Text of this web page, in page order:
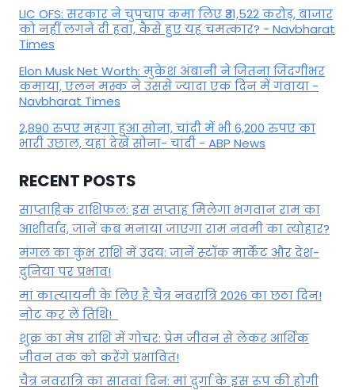
LIC OFS: सरकार ने चुपचाप कमा लिए ₹31,522 करोड़, बाजार
को नहीं लगने दी हवा, कैसे हुए यह चमत्कार? - Navbharat
Times
Elon Musk Net Worth: मुकेश अंबानी ने जितना जिंदगीभर
कमाया, एलन मस्क ने उससे ज्यादा एक दिन में गंवाया -
Navbharat Times
2,890 रुपए महंगा हुआ सोना, चांदी में भी 6,200 रुपए का
भारी उछाल, यहां देखें सोना- चांदी - ABP News
RECENT POSTS
साप्ताहिक राशिफल: इस सप्ताह मिलेगा भगवान राम का
आशीर्वाद, जानें कब मनाया जाएगा राम नवमी का त्योहार?
मंगल का कुंभ राशि में उदय: जानें स्‍टॉक मार्केट और देश-
दुनिया पर प्रभाव!
मां कात्‍यायनी के लिए है चैत्र नवरात्रि 2026 का छठा दिन!
नोट कर लें तिथि!
शुक्र का मेष राशि में गोचर: प्रेम जीवन से लेकर आर्थिक
जीवन तक को करेंगे प्रभावित!
चैत्र नवरात्रि का सातवां दिन: मां दुर्गा के इस रूप की होगी